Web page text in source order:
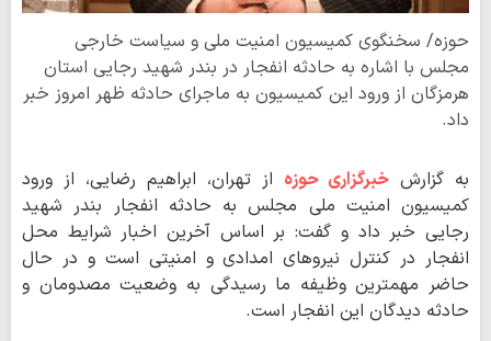
حوزه/ سخنگوی کمیسیون امنیت ملی و سیاست خارجی
مجلس با اشاره به حادثه انفجار در بندر شهید رجایی استان
هرمزگان از ورود این کمیسیون به ماجرای حادثه ظهر امروز خبر
داد.
به گزارش خبرگزاری حوزه از تهران، ابراهیم رضایی، از ورود
کمیسیون امنیت ملی مجلس به حادثه انفجار بندر شهید
رجایی خبر داد و گفت: بر اساس آخرین اخبار شرایط محل
انفجار در کنترل نیروهای امدادی و امنیتی است و در حال
حاضر مهمترین وظیفه ما رسیدگی به وضعیت مصدومان و
حادثه دیدگان این انفجار است.